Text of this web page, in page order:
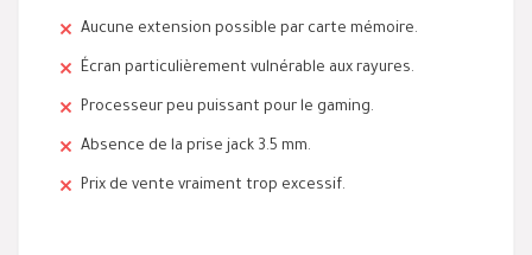
Aucune extension possible par carte mémoire.
Écran particulièrement vulnérable aux rayures.
Processeur peu puissant pour le gaming.
Absence de la prise jack 3.5 mm.
Prix de vente vraiment trop excessif.